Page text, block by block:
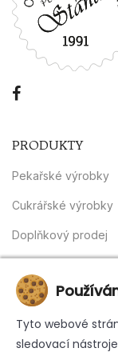
PRODUKTY
Pekařské výrobky
Cukrářské výrobky
Doplňkový prodej
INFORMACE
Kontakt
Whistleblowing
Tyto webové
sledovací